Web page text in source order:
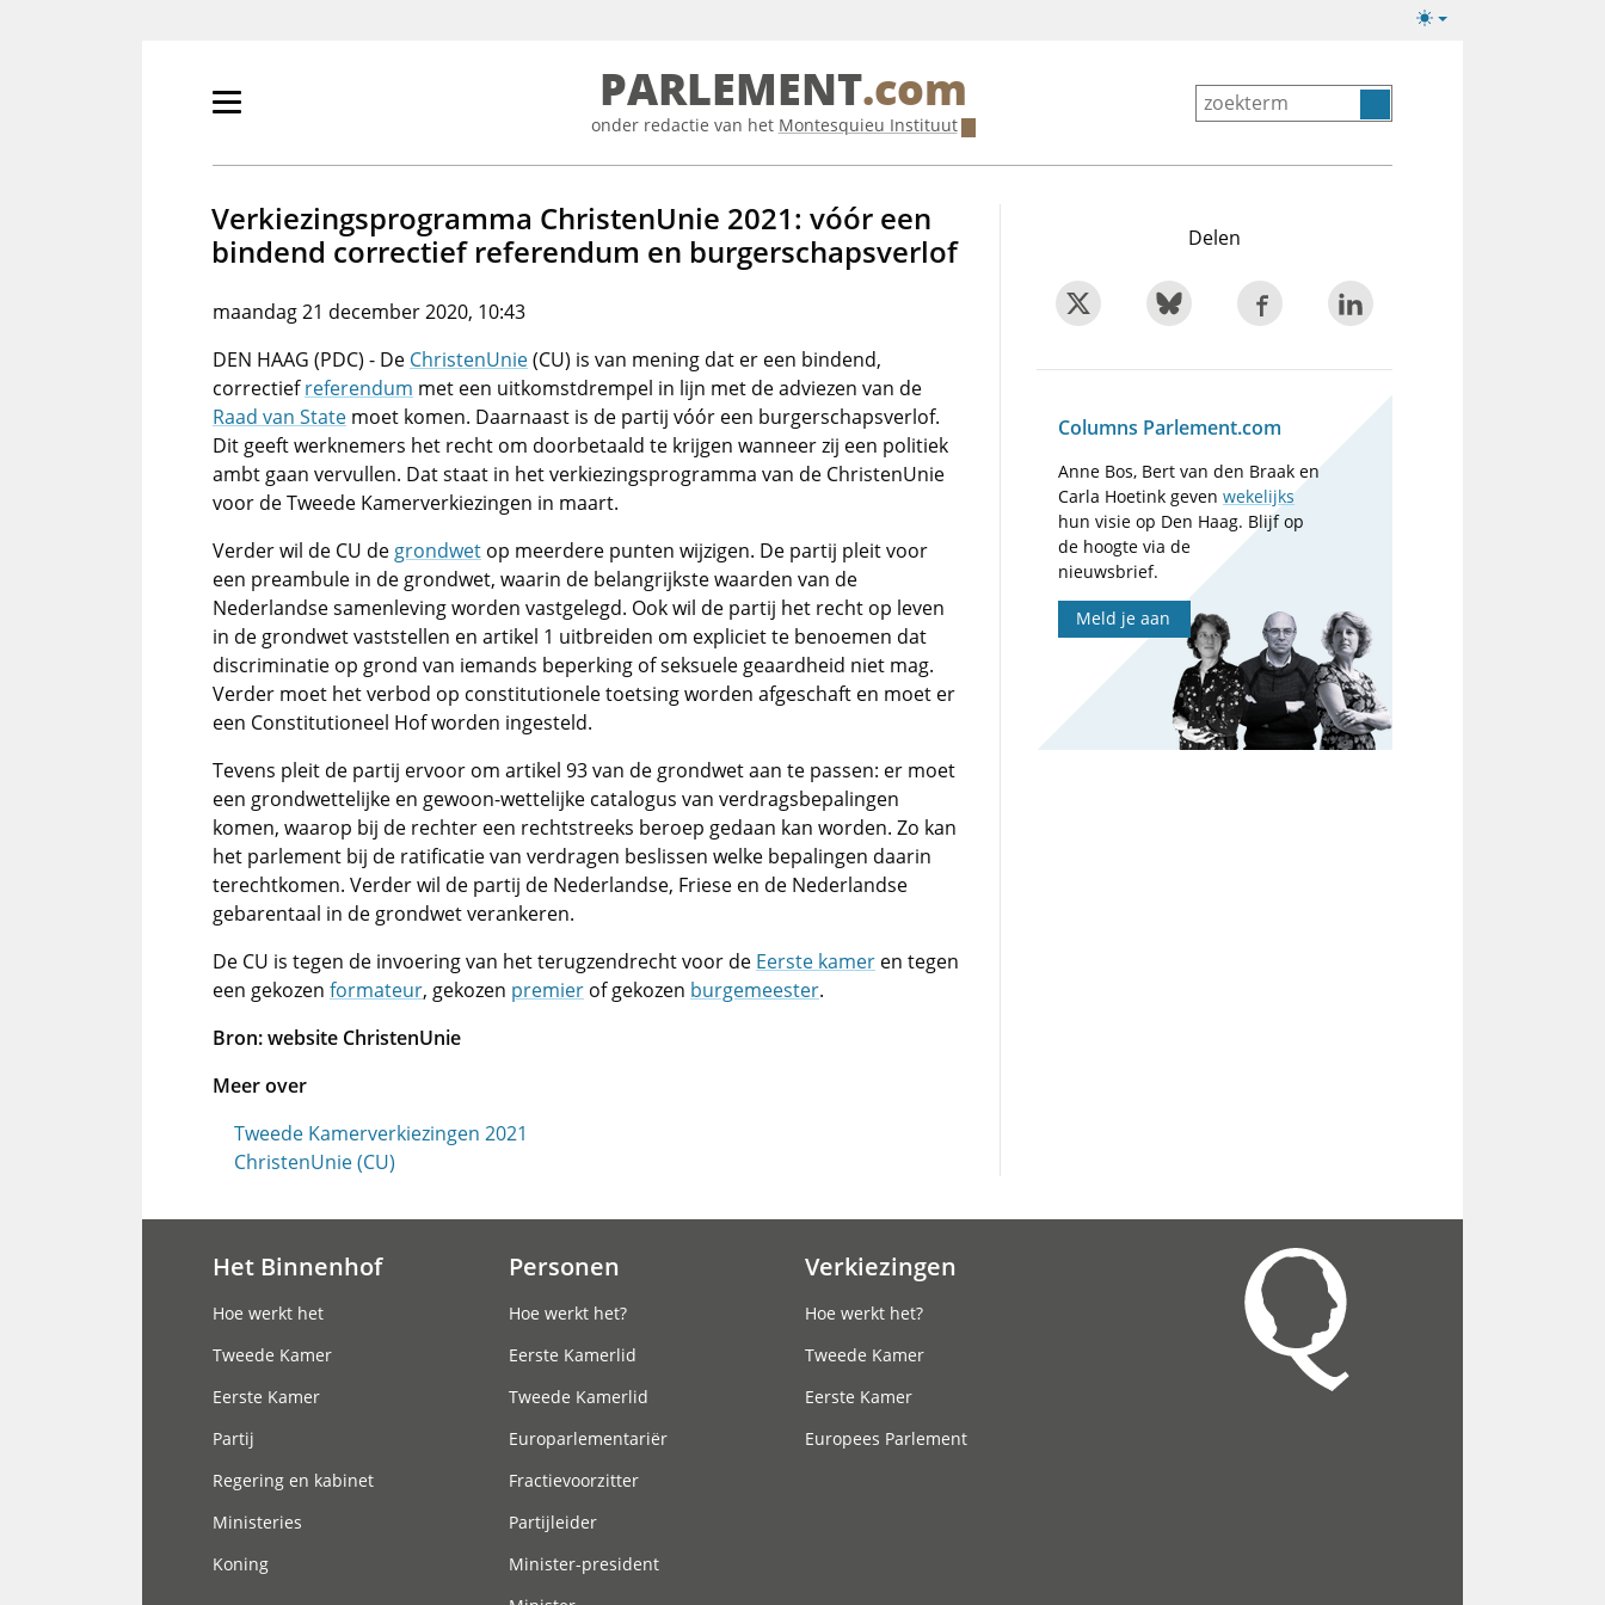
Lichte/donkere
Primair
tonen/verbergen
PARLEMENT.com
onder redactie van het Montesquieu Instituut
Verkiezingsprogramma ChristenUnie 2021: vóór een
bindend correctief referendum en burgerschapsverlof
maandag 21 december 2020, 10:43
DEN HAAG (PDC) - De ChristenUnie(CU) is van mening dat er een bindend,
correctiefreferendum met een uitkomstdrempel in lijn met de adviezen van de
Raad van State moet komen. Daarnaast is de partij vóór een burgerschapsverlof.
Dit geeft werknemers het recht om doorbetaald te krijgen wanneer zij een politiek
ambt gaan vervullen. Dat staat in het verkiezingsprogramma van de ChristenUnie
voor de Tweede Kamerverkiezingen in maart.
Verder wil de CU de grondwet op meerdere punten wijzigen. De partij pleit voor
een preambule in de grondwet, waarin de belangrijkste waarden van de
Nederlandse samenleving worden vastgelegd. Ook wil de partij het recht op leven
in de grondwet vaststellen en artikel 1 uitbreiden om expliciet te benoemen dat
discriminatie op grond van iemands beperking of seksuele geaardheid niet mag.
Verder moet het verbod op constitutionele toetsing worden afgeschaft en moet er
een Constitutioneel Hof worden ingesteld.
Tevens pleit de partij ervoor om artikel 93 van de grondwet aan te passen: er moet
een grondwettelijke en gewoon-wettelijke catalogus van verdragsbepalingen
komen, waarop bij de rechter een rechtstreeks beroep gedaan kan worden. Zo kan
het parlement bij de ratificatie van verdragen beslissen welke bepalingen daarin
terechtkomen. Verder wil de partij de Nederlandse, Friese en de Nederlandse
gebarentaal in de grondwet verankeren.
De CU is tegen de invoering van het terugzendrecht voor de Eerste kamer en tegen
een gekozen formateur, gekozen premier of gekozen burgemeester.
Bron: website ChristenUnie
Meer over
Tweede Kamerverkiezingen 2021
ChristenUnie (CU)
Delen
Columns Parlement.com
Anne Bos, Bert van den Braak en
Carla Hoetink gevenwekelijks
hun visie op Den Haag. Blijf op
de hoogte via de
nieuwsbrief.
Meld je aan
Het Binnenhof
Hoe werkt het
Tweede Kamer
Eerste Kamer
Partij
Regering en kabinet
Ministeries
Koning
Personen
Hoe werkt het?
Eerste Kamerlid
Tweede Kamerlid
Europarlementariër
Fractievoorzitter
Partijleider
Minister-president
Verkiezingen
Hoe werkt het?
Tweede Kamer
Eerste Kamer
Europees Parlement